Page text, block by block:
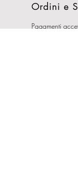
Ordini e
Pagamenti